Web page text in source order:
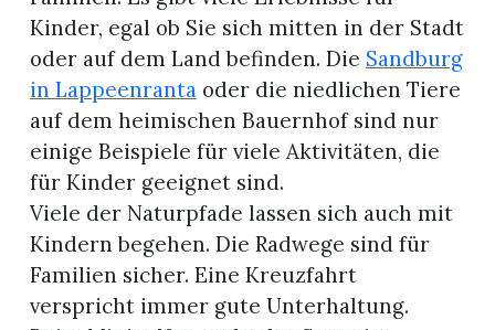
Kinder, egal ob Sie sich mitten in der Stadt
oder auf dem Land befinden. Die Sandburg
in Lappeenrantaoder die niedlichen Tiere
auf dem heimischen Bauernhof sind nur
einige Beispiele für viele Aktivitäten, die
für Kinder geeignet sind.
Viele der Naturpfade lassen sich auch mit
Kindern begehen. Die Radwege sind für
Familien sicher. Eine Kreuzfahrt
verspricht immer gute Unterhaltung.